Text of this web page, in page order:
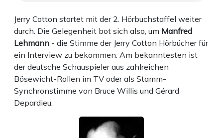
Jerry Cotton startet mit der 2. Hörbuchstaffel weiter
durch. Die Gelegenheit bot sich also, um Manfred
Lehmann - die Stimme der Jerry Cotton Hörbücher für
ein Interview zu bekommen. Am bekanntesten ist
der deutsche Schauspieler aus zahlreichen
Bösewicht-Rollen im TV oder als Stamm-
Synchronstimme von Bruce Willis und Gérard
Depardieu.